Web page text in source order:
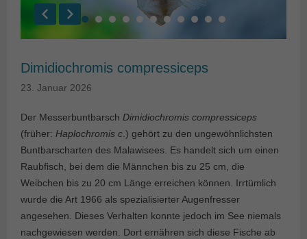
Dimidiochromis compressiceps
23. Januar 2026
Der Messerbuntbarsch Dimidiochromis compressiceps
(früher: Haplochromis c .) gehört zu den ungewöhnlichsten
Buntbarscharten des Malawisees. Es handelt sich um einen
Raubfisch, bei dem die Männchen bis zu 25 cm, die
Weibchen bis zu 20 cm Länge erreichen können. Irrtümlich
wurde die Art 1966 als spezialisierter Augenfresser
angesehen. Dieses Verhalten konnte jedoch im See niemals
nachgewiesen werden. Dort ernähren sich diese Fische ab